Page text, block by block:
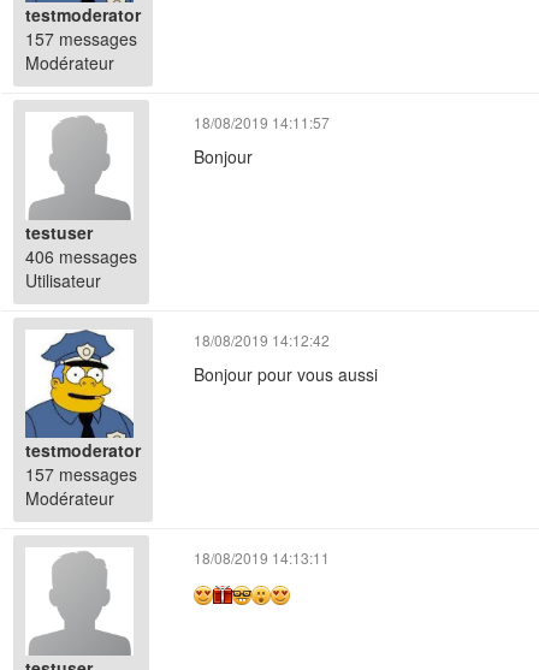
testmoderator
157 messages
Modérateur
testuser
406 messages
Utilisateur
18/08/2019 14:11:57
Bonjour
testmoderator
157 messages
Modérateur
18/08/2019 14:12:42
Bonjour pour vous aussi
18/08/2019 14:13:11